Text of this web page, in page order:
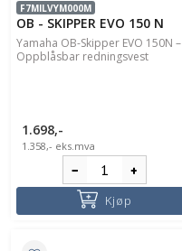
F7MILVYM000M
OB - SKIPPER EVO 150 N
Yamaha OB-Skipper EVO 150N –
Oppblåsbar redningsvest
1.698,-
1.358,- eks.mva
Kjøp